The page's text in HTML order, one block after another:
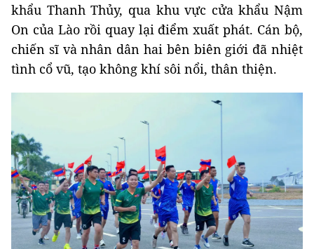
khẩu Thanh Thủy, qua khu vực cửa khẩu Nậm
On của Lào rồi quay lại điểm xuất phát. Cán bộ,
chiến sĩ và nhân dân hai bên biên giới đã nhiệt
tình cổ vũ, tạo không khí sôi nổi, thân thiện.